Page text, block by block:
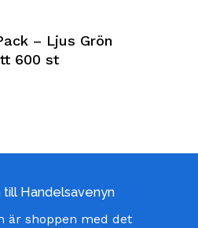
– Ljus Grön
600 st
till Handelsavenyn
är shoppen med det